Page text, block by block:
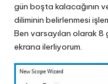
gün boşta kalacağının
diliminin belirlenmesi
Ben varsayılan olarak 8
ekrana ilerliyorum.